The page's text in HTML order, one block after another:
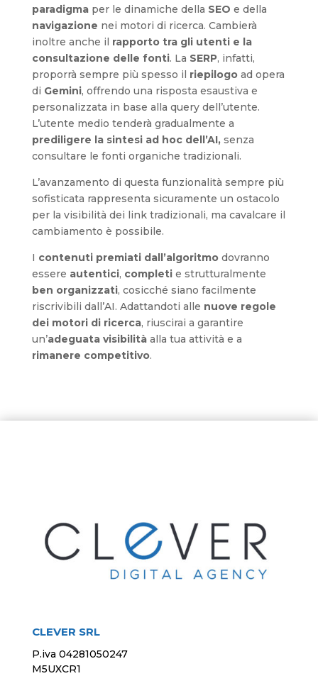
paradigmaper le dinamiche della SEO e della
navigazione nei motori di ricerca. Cambierà
inoltre anche il rapporto tra gli utenti e la
consultazione delle fonti. La SERP, infatti,
proporrà sempre più spesso il riepilogo ad opera
di Gemini, offrendo una risposta esaustiva e
personalizzata in base alla query dell’utente.
L’utente medio tenderà gradualmente a
prediligere la sintesi ad hoc dell’AI,senza
consultare le fonti organiche tradizionali.
L’avanzamento di questa funzionalità sempre più
sofisticata rappresenta sicuramente un ostacolo
per la visibilità dei link tradizionali, ma cavalcare il
cambiamento è possibile.
I contenuti premiati dall’algoritmodovranno
essere autentici, completi e strutturalmente
ben organizzati, cosicché siano facilmente
riscrivibili dall’AI. Adattandoti alle nuove regole
dei motori di ricerca, riuscirai a garantire
un’adeguata visibilitàalla tua attività e a
rimanere competitivo.
CLEVER SRL
P.iva 04281050247
M5UXCR1